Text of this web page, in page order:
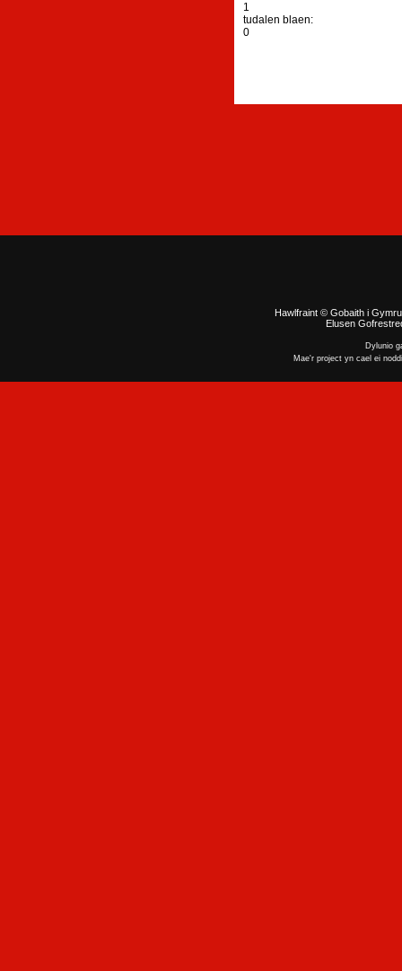
1
tudalen blaen:
0
Hawlfraint © Gobaith i
Elusen
Dylunio
Mae'r project yn cael ei